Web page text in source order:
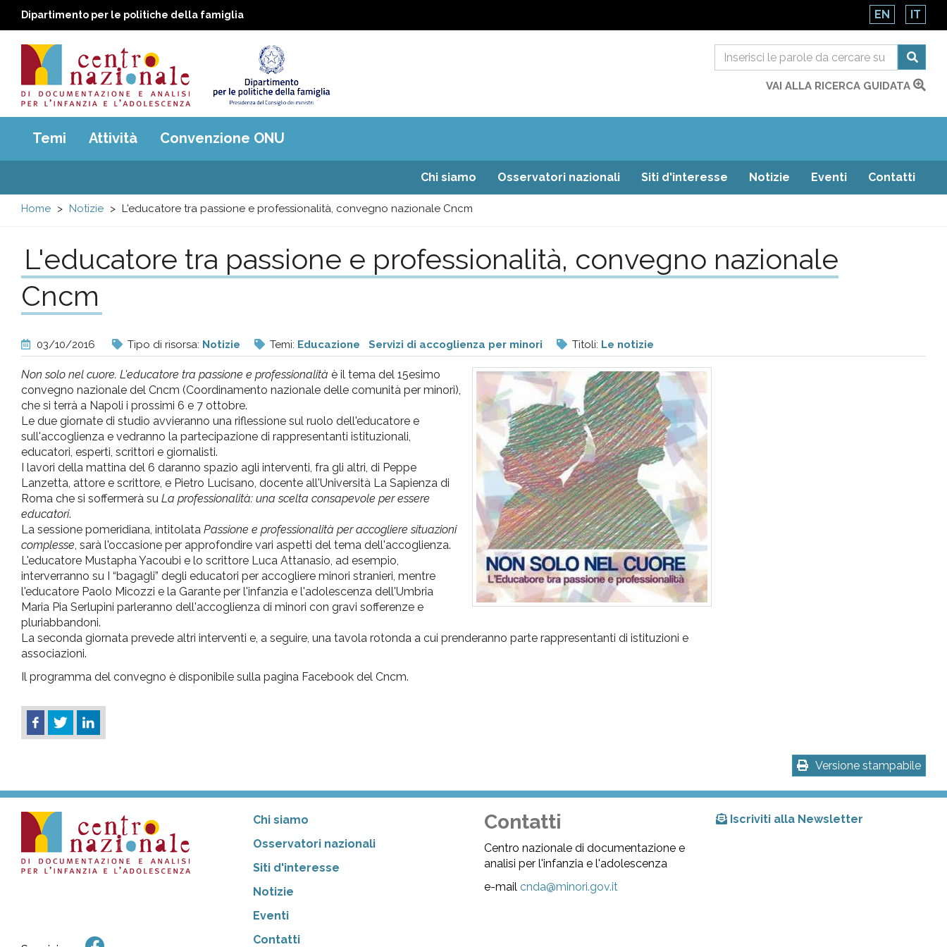
Dipartimento per le politiche della famiglia EN IT
Centro
nazionale
di
e
analisi
pr
l'infanzia
e
l'adolescenza
VAI ALLA RICERCA GUIDATA
Main
menu
Temi Attività Convenzione ONU
Chi siamo Osservatori nazionali Siti d'interesse Notizie Eventi Contatti
Home Notizie L'educatore tra passione e professionalità, convegno nazionale Cncm
L'educatore tra passione e professionalità, convegno nazionale
Cncm
03/10/2016 Tipo di risorsa: Notizie Temi: Educazione Servizi di accoglienza per minori Titoli: Le notizie
Non solo nel cuore. L'educatore tra passione e professionalità è il tema del 15esimo
convegno nazionale del Cncm (Coordinamento nazionale delle comunità per minori),
che si terrà a Napoli i prossimi 6 e 7 ottobre.
Le due giornate di studio avvieranno una riflessione sul ruolo dell'educatore e
sull'accoglienza e vedranno la partecipazione di rappresentanti istituzionali,
educatori, esperti, scrittori e giornalisti.
I lavori della mattina del 6 daranno spazio agli interventi, fra gli altri, di Peppe
Lanzetta, attore e scrittore, e Pietro Lucisano, docente all'Università La Sapienza di
Roma che si soffermerà su La professionalità: una scelta consapevole per essere
educatori.
La sessione pomeridiana, intitolata Passione e professionalità per accogliere situazioni
complesse , sarà l'occasione per approfondire vari aspetti del tema dell'accoglienza.
L'educatore Mustapha Yacoubi e lo scrittore Luca Attanasio, ad esempio,
interverranno su I “bagagli” degli educatori per accogliere minori stranieri, mentre
l'educatore Paolo Micozzi e la Garante per l'infanzia e l'adolescenza dell'Umbria
Maria Pia Serlupini parleranno dell'accoglienza di minori con gravi sofferenze e
pluriabbandoni.
La seconda giornata prevede altri interventi e, a seguire, una tavola rotonda a cui prenderanno parte rappresentanti di istituzioni e
associazioni.
Il programma del convegno è disponibile sulla pagina Facebook del Cncm.
Versione stampabile
Chi siamo
Osservatori nazionali
Siti d'interesse
Notizie
Eventi
Contatti
Contatti
Centro nazionale di documentazione e
analisi per l'infanzia e l'adolescenza
e-mailcnda@minori.gov.it
Iscriviti alla Newsletter